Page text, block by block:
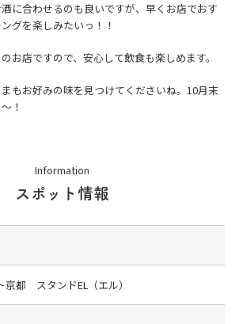
に合わせるのも良いですが、早くお店でおす
グを楽しみたいっ！！
お店ですので、安心して飲食も楽しめます。
もお好みの味を見つけてくださいね。10月末
！
Information
スポット情報
京都 スタンドEL（エル）